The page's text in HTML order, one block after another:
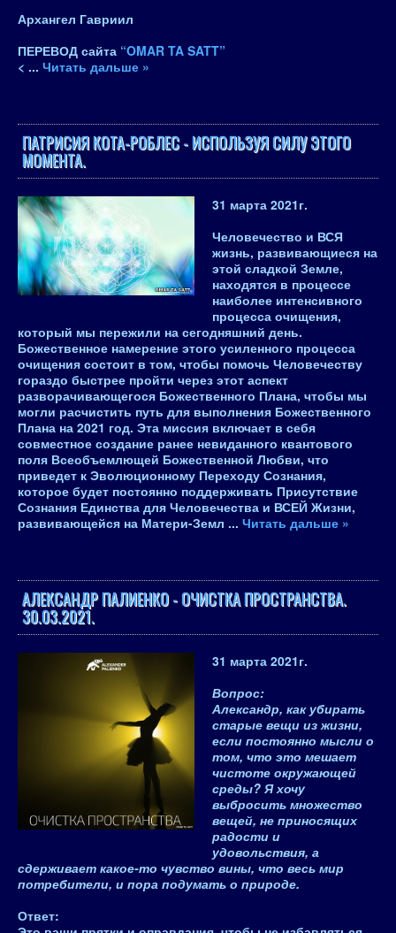
Архангел Гавриил
ПЕРЕВОД сайта “OMAR TA SATT”
< ... Читать дальше »
ПАТРИСИЯ КОТА-РОБЛЕС - ИСПОЛЬЗУЯ СИЛУ ЭТОГО
МОМЕНТА.
31 марта 2021г.
Человечество и ВСЯ
жизнь, развивающиеся на
этой сладкой Земле,
находятся в процессе
наиболее интенсивного
процесса очищения,
который мы пережили на сегодняшний день.
Божественное намерение этого усиленного процесса
очищения состоит в том, чтобы помочь Человечеству
гораздо быстрее пройти через этот аспект
разворачивающегося Божественного Плана, чтобы мы
могли расчистить путь для выполнения Божественного
Плана на 2021 год. Эта миссия включает в себя
совместное создание ранее невиданного квантового
поля Всеобъемлющей Божественной Любви, что
приведет к Эволюционному Переходу Сознания,
которое будет постоянно поддерживать Присутствие
Сознания Единства для Человечества и ВСЕЙ Жизни,
развивающейся на Матери-Земл ... Читать дальше »
АЛЕКСАНДР ПАЛИЕНКО - ОЧИСТКА ПРОСТРАНСТВА.
30.03.2021.
31 марта 2021г.
Вопрос:
Александр, как убирать
старые вещи из жизни,
если постоянно мысли о
том, что это мешает
чистоте окружающей
среды? Я хочу
выбросить множество
вещей, не приносящих
радости и
удовольствия, а
сдерживает какое-то чувство вины, что весь мир
потребители, и пора подумать о природе.
Ответ: